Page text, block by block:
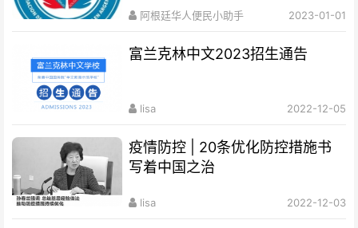
阿根廷华人便民小助手 2023-01-01
富兰克林中文2023招生通告
lisa 2022-12-05
疫情防控 | 20条优化防控措施书
写着中国之治
lisa 2022-12-03